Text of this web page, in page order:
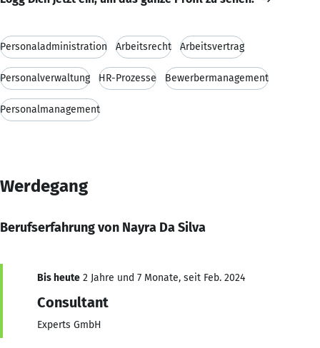
Personaladministration Arbeitsrecht Arbeitsvertrag
Personalverwaltung HR-Prozesse Bewerbermanagement
Personalmanagement
Werdegang
Berufserfahrung von Nayra Da Silva
Bis heute 2 Jahre und 7 Monate, seit Feb. 2024
Consultant
Experts GmbH